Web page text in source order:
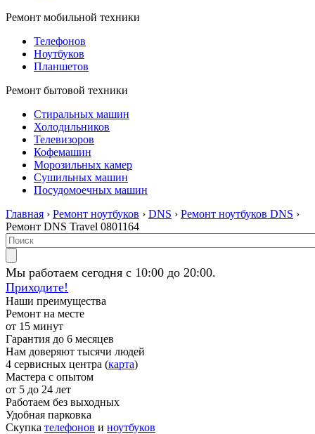
Ремонт мобильной техники
Телефонов
Ноутбуков
Планшетов
Ремонт бытовой техники
Стиральных машин
Холодильников
Телевизоров
Кофемашин
Морозильных камер
Сушильных машин
Посудомоечных машин
Главная › Ремонт ноутбуков › DNS › Ремонт ноутбуков DNS ›
Ремонт DNS Travel 0801164
Мы работаем сегодня с 10:00 до 20:00.
Приходите!
Наши преимущества
Ремонт на месте
от 15 минут
Гарантия до 6 месяцев
Нам доверяют тысячи людей
4 сервисных центра (карта)
Мастера с опытом
от 5 до 24 лет
Работаем без выходных
Удобная парковка
Скупка телефонов и ноутбуков